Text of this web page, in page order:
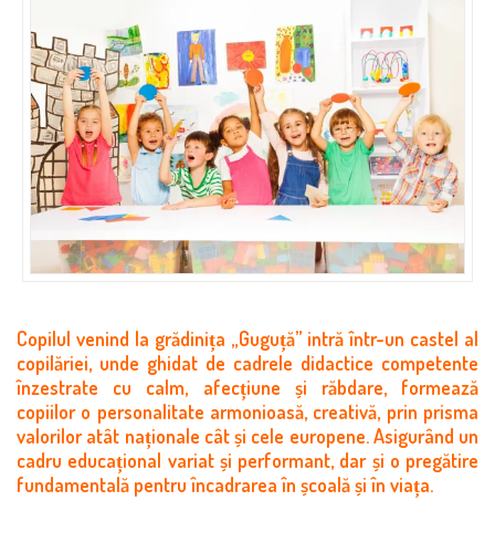
Copilul venind la grădinița „Guguță” intră într-un castel al
copilăriei, unde ghidat de cadrele didactice competente
înzestrate cu calm, afecțiune și răbdare, formează
copiilor o personalitate armonioasă, creativă, prin prisma
valorilor atât naționale cât și cele europene. Asigurând un
cadru educațional variat și performant, dar și o pregătire
fundamentală pentru încadrarea în școală și în viața.